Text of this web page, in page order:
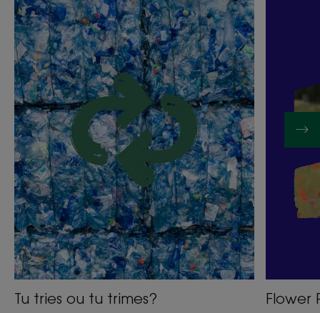
Tu
tries
ou
tu
trimes?
Tu tries ou tu trimes? Flower